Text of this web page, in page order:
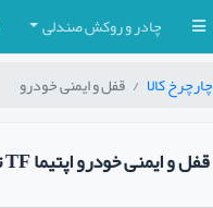
چادر و روکش صندلی
چارچرخ کالا قفل و ایمنی خودرو
قفل و ایمنی خودرو اپتیما TF تی اف ۲۰۱۵-۲۰۱۴-۲۰۱۳-۲۰۱۲-۲۰۱۱